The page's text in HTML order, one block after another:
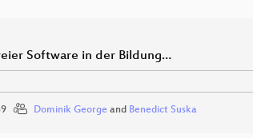
Software in der Bildung…
Dominik Georgeand Benedict Suska